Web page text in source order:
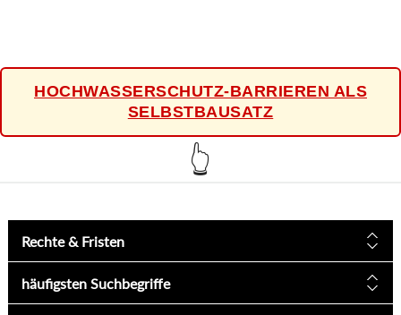
HOCHWASSERSCHUTZ-BARRIEREN ALS
SELBSTBAUSATZ
👆
Rechte & Fristen
häufigsten Suchbegriffe